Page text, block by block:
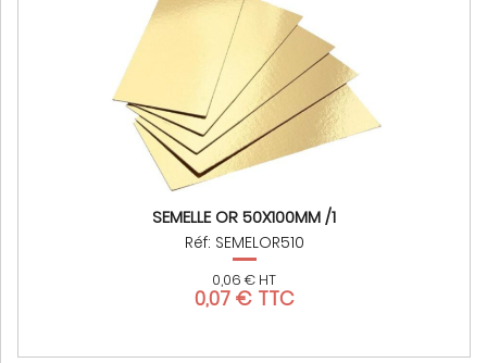
SEMELLE OR 50X100MM /1
Réf: SEMELOR510
0,06 € HT
0,07 € TTC